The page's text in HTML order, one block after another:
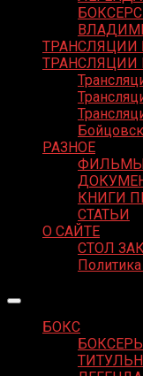
ТРАНСЛЯЦИИ
ТРАНСЛЯЦИИ
РАЗНОЕ
ФИЛЬМЫ
КНИГИ
СТАТЬИ
О САЙТЕ
СТОЛ
БОКС